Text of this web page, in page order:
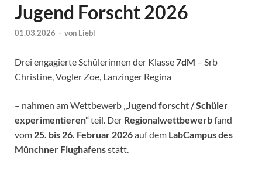
Jugend Forscht 2026
01.03.2026 - von Liebl
Drei engagierte Schülerinnen der Klasse7dM – Srb
Christine, Vogler Zoe, Lanzinger Regina
– nahmen am Wettbewerb „Jugend forscht / Schüler
experimentieren“teil. Der Regionalwettbewerbfand
vom 25. bis 26. Februar 2026auf dem LabCampus des
Münchner Flughafensstatt.